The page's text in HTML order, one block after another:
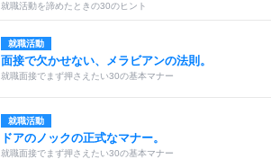
就職活動を諦めたときの30のヒント
就職活動
面接で欠かせない、メラビアンの法則。
就職面接でまず押さえたい30の基本マナー
就職活動
ドアのノックの正式なマナー。
就職面接でまず押さえたい30の基本マナー